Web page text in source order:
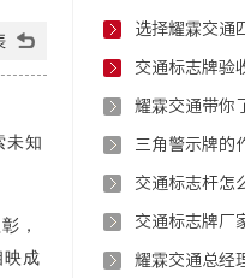
未知
，
映成
选择耀霖交通
交通标志牌验
三角警示牌的
交通标志杆怎
交通标志牌厂